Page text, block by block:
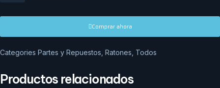
Comprar ahora
Categories Partes y Repuestos Ratones Todos
Productos relacionados